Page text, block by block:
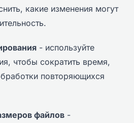
какие изменения могут
- используйте
чтобы сократить время,
повторяющихся
файлов -